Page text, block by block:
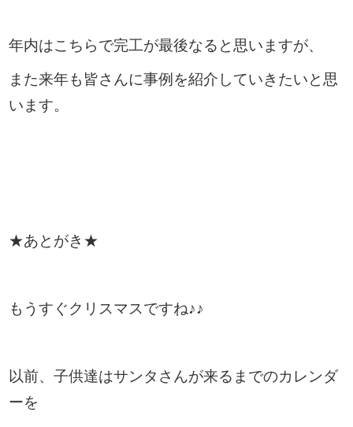
年内はこちらで完工が最後なると思いますが、
また来年も皆さんに事例を紹介していきたいと思
います。
★あとがき★
もうすぐクリスマスですね♪♪
以前、子供達はサンタさんが来るまでのカレンダ
ーを